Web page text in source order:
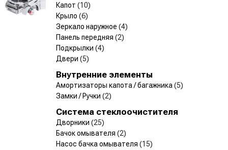
Капот (10)
Крыло (6)
Зеркало наружное (4)
Панель передняя (2)
Подкрылки (4)
Двери (5)
Внутренние элементы
Амортизаторы капота / багажника (5)
Замки / Ручки (2)
Система стеклоочистителя
Дворники (25)
Бачок омывателя (2)
Насос бачка омывателя (15)